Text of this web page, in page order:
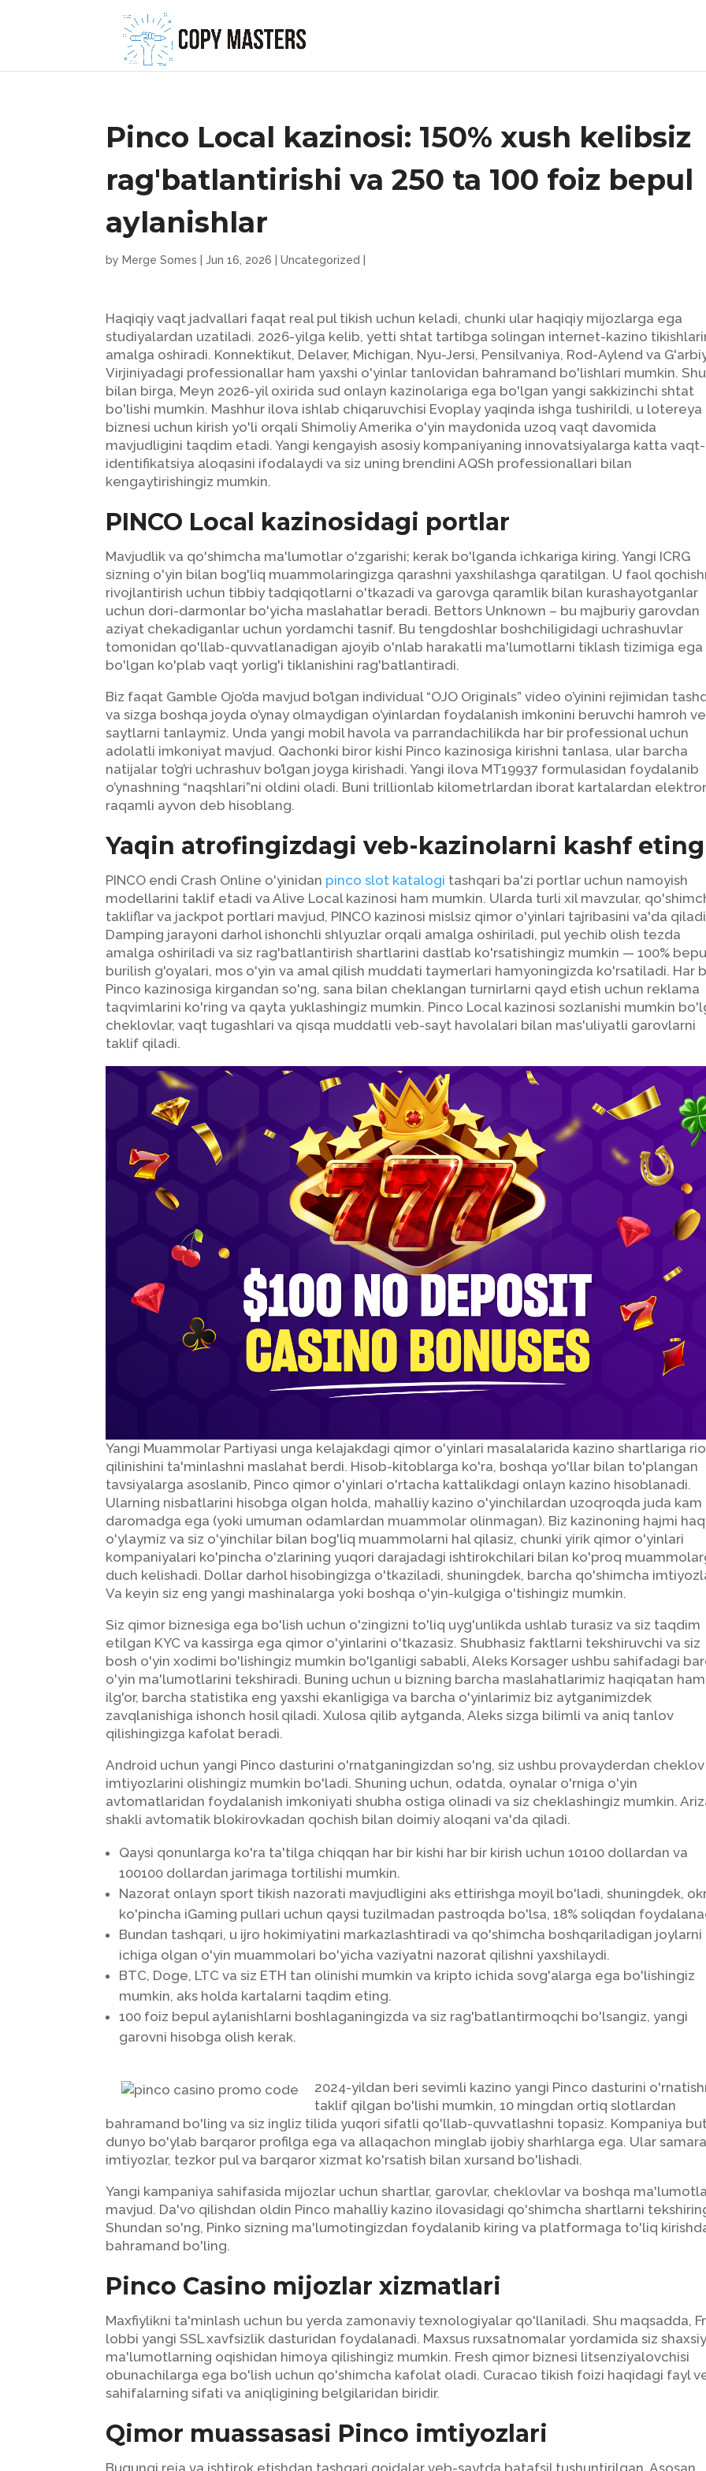
Pinco Local kazinosi: 150% xush kelibsiz
rag'batlantirishi va 250 ta 100 foiz bepul
aylanishlar
by Merge Somes |Jun 16, 2026 |Uncategorized
Haqiqiy vaqt jadvallari faqat real pul tikish uchun keladi, chunki ular haqiqiy mijozlarga ega
studiyalardan uzatiladi. 2026-yilga kelib, yetti shtat tartibga solingan internet-kazino
amalga oshiradi. Konnektikut, Delaver, Michigan, Nyu-Jersi, Pensilvaniya, Rod-Aylend va
Virjiniyadagi professionallar ham yaxshi o'yinlar tanlovidan bahramand bo'lishlari mumkin.Shu
bilan birga, Meyn 2026-yil oxirida sud onlayn kazinolariga ega bo'lgan yangi sakkizinchi shtat
bo'lishi mumkin. Mashhur ilova ishlab chiqaruvchisi Evoplay yaqinda ishga tushirildi, u lotereya
biznesi uchun kirish yo'li orqali Shimoliy Amerika o'yin maydonida uzoq vaqt davomida
mavjudligini taqdim etadi. Yangi kengayish asosiy kompaniyaning innovatsiyalarga katta vaqt-
identifikatsiya aloqasini ifodalaydi va siz uning brendini AQSh professionallari bilan
kengaytirishingiz mumkin.
PINCO Local kazinosidagi portlar
Mavjudlik va qo'shimcha ma'lumotlar o'zgarishi; kerak bo'lganda ichkariga kiring. Yangi ICRG
sizning o'yin bilan bog'liq muammolaringizga qarashni yaxshilashga qaratilgan. U faol
rivojlantirish uchun tibbiy tadqiqotlarni o'tkazadi va garovga qaramlik bilan kurashayotganlar
uchun dori-darmonlar bo'yicha maslahatlar beradi. Bettors Unknown – bu majburiy garovdan
aziyat chekadiganlar uchun yordamchi tasnif. Bu tengdoshlar boshchiligidagi uchrashuvlar
tomonidan qo'llab-quvvatlanadigan ajoyib o'nlab harakatli ma'lumotlarni tiklash tizimiga ega
bo'lgan ko'plab vaqt yorlig'i tiklanishini rag'batlantiradi.
Biz faqat Gamble Ojo’da mavjud bo’lgan individual “OJO Originals” video o’yinini rejimidan
va sizga boshqa joyda o’ynay olmaydigan o’yinlardan foydalanish imkonini beruvchi hamroh
saytlarni tanlaymiz. Unda yangi mobil havola va parrandachilikda har bir professional uchun
adolatli imkoniyat mavjud. Qachonki biror kishi Pinco kazinosiga kirishni tanlasa, ular barcha
natijalar to’g’ri uchrashuv bo’lgan joyga kirishadi. Yangi ilova MT19937 formulasidan foydalanib
o’ynashning “naqshlari”ni oldini oladi. Buni trillionlab kilometrlardan iborat kartalardan
raqamli ayvon deb hisoblang.
Yaqin atrofingizdagi veb-kazinolarni kashf eting
PINCO endi Crash Online o'yinidan pinco slot katalogi tashqari ba'zi portlar uchun namoyish
modellarini taklif etadi va Alive Local kazinosi ham mumkin. Ularda turli xil mavzular,
takliflar va jackpot portlari mavjud, PINCO kazinosi mislsiz qimor o'yinlari tajribasini va'da
Damping jarayoni darhol ishonchli shlyuzlar orqali amalga oshiriladi, pul yechib olish tezda
amalga oshiriladi va siz rag'batlantirish shartlarini dastlab ko'rsatishingiz mumkin — 100%
burilish g'oyalari, mos o'yin va amal qilish muddati taymerlari hamyoningizda ko'rsatiladi. Har
Pinco kazinosiga kirgandan so'ng, sana bilan cheklangan turnirlarni qayd etish uchun reklama
taqvimlarini ko'ring va qayta yuklashingiz mumkin. Pinco Local kazinosi sozlanishi mumkin
cheklovlar, vaqt tugashlari va qisqa muddatli veb-sayt havolalari bilan mas'uliyatli garovlarni
taklif qiladi.
Yangi Muammolar Partiyasi unga kelajakdagi qimor o'yinlari masalalarida kazino shartlariga
qilinishini ta'minlashni maslahat berdi. Hisob-kitoblarga ko'ra, boshqa yo'llar bilan to'plangan
tavsiyalarga asoslanib, Pinco qimor o'yinlari o'rtacha kattalikdagi onlayn kazino hisoblanadi.
Ularning nisbatlarini hisobga olgan holda, mahalliy kazino o'yinchilardan uzoqroqda juda kam
daromadga ega (yoki umuman odamlardan muammolar olinmagan). Biz kazinoning hajmi
o'ylaymiz va siz o'yinchilar bilan bog'liq muammolarni hal qilasiz, chunki yirik qimor o'yinlari
kompaniyalari ko'pincha o'zlarining yuqori darajadagi ishtirokchilari bilan ko'proq
duch kelishadi. Dollar darhol hisobingizga o'tkaziladi, shuningdek, barcha qo'shimcha
Va keyin siz eng yangi mashinalarga yoki boshqa o'yin-kulgiga o'tishingiz mumkin.
Siz qimor biznesiga ega bo'lish uchun o'zingizni to'liq uyg'unlikda ushlab turasiz va siz taqdim
etilgan KYC va kassirga ega qimor o'yinlarini o'tkazasiz. Shubhasiz faktlarni tekshiruvchi va siz
bosh o'yin xodimi bo'lishingiz mumkin bo'lganligi sababli, Aleks Korsager ushbu sahifadagi
o'yin ma'lumotlarini tekshiradi. Buning uchun u bizning barcha maslahatlarimiz haqiqatan ham
ilg'or, barcha statistika eng yaxshi ekanligiga va barcha o'yinlarimiz biz aytganimizdek
zavqlanishiga ishonch hosil qiladi. Xulosa qilib aytganda, Aleks sizga bilimli va aniq tanlov
qilishingizga kafolat beradi.
Android uchun yangi Pinco dasturini o'rnatganingizdan so'ng, siz ushbu provayderdan cheklov
imtiyozlarini olishingiz mumkin bo'ladi. Shuning uchun, odatda, oynalar o'rniga o'yin
avtomatlaridan foydalanish imkoniyati shubha ostiga olinadi va siz cheklashingiz mumkin.
shakli avtomatik blokirovkadan qochish bilan doimiy aloqani va'da qiladi.
Qaysi qonunlarga ko'ra ta'tilga chiqqan har bir kishi har bir kirish uchun 10100 dollardan va
100100 dollardan jarimaga tortilishi mumkin.
Nazorat onlayn sport tikish nazorati mavjudligini aks ettirishga moyil bo'ladi, shuningdek,
ko'pincha iGaming pullari uchun qaysi tuzilmadan pastroqda bo'lsa, 18% soliqdan
Bundan tashqari, u ijro hokimiyatini markazlashtiradi va qo'shimcha boshqariladigan joylarni
ichiga olgan o'yin muammolari bo'yicha vaziyatni nazorat qilishni yaxshilaydi.
BTC, Doge, LTC va siz ETH tan olinishi mumkin va kripto ichida sovg'alarga ega bo'lishingiz
mumkin, aks holda kartalarni taqdim eting.
100 foiz bepul aylanishlarni boshlaganingizda va siz rag'batlantirmoqchi bo'lsangiz, yangi
garovni hisobga olish kerak.
2024-yildan beri sevimli kazino yangi Pinco dasturini
taklif qilgan bo'lishi mumkin, 10 mingdan ortiq slotlardan
bahramand bo'ling va siz ingliz tilida yuqori sifatli qo'llab-quvvatlashni topasiz. Kompaniya
dunyo bo'ylab barqaror profilga ega va allaqachon minglab ijobiy sharhlarga ega. Ular
imtiyozlar, tezkor pul va barqaror xizmat ko'rsatish bilan xursand bo'lishadi.
Yangi kampaniya sahifasida mijozlar uchun shartlar, garovlar, cheklovlar va boshqa
mavjud. Da'vo qilishdan oldin Pinco mahalliy kazino ilovasidagi qo'shimcha shartlarni
Shundan so'ng, Pinko sizning ma'lumotingizdan foydalanib kiring va platformaga to'liq
bahramand bo'ling.
Pinco Casino mijozlar xizmatlari
Maxfiylikni ta'minlash uchun bu yerda zamonaviy texnologiyalar qo'llaniladi. Shu maqsadda,
lobbi yangi SSL xavfsizlik dasturidan foydalanadi. Maxsus ruxsatnomalar yordamida siz
ma'lumotlarning oqishidan himoya qilishingiz mumkin. Fresh qimor biznesi litsenziyalovchisi
obunachilarga ega bo'lish uchun qo'shimcha kafolat oladi. Curacao tikish foizi haqidagi fayl
sahifalarning sifati va aniqligining belgilaridan biridir.
Qimor muassasasi Pinco imtiyozlari